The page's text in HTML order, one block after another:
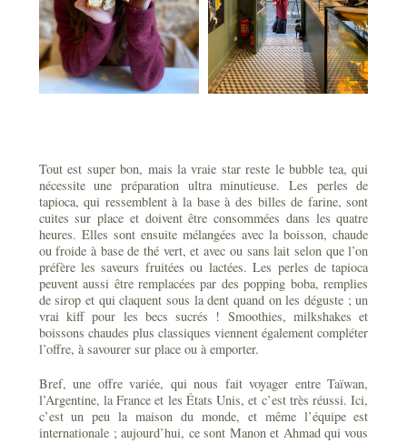
Tout est super bon, mais la vraie star reste le bubble tea, qui
nécessite une préparation ultra minutieuse. Les perles de
tapioca, qui ressemblent à la base à des billes de farine, sont
cuites sur place et doivent être consommées dans les quatre
heures. Elles sont ensuite mélangées avec la boisson, chaude
ou froide à base de thé vert, et avec ou sans lait selon que l’on
préfère les saveurs fruitées ou lactées. Les perles de tapioca
peuvent aussi être remplacées par des popping boba, remplies
de sirop et qui claquent sous la dent quand on les déguste ; un
vrai kiff pour les becs sucrés ! Smoothies, milkshakes et
boissons chaudes plus classiques viennent également compléter
l’offre, à savourer sur place ou à emporter.
Bref, une offre variée, qui nous fait voyager entre Taïwan,
l’Argentine, la France et les États Unis, et c’est très réussi. Ici,
c’est un peu la maison du monde, et même l’équipe est
internationale ; aujourd’hui, ce sont Manon et Ahmad qui vous